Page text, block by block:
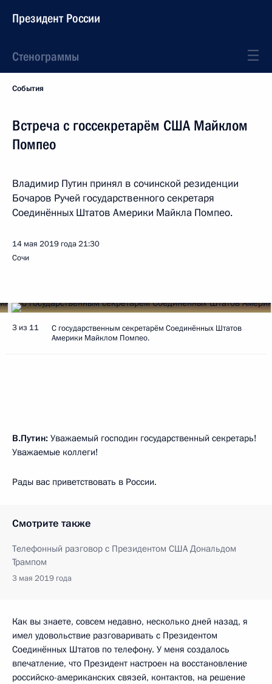
Президент России
Стенограммы
События
Встреча с госсекретарём США Майклом
Помпео
Владимир Путин принял в сочинской резиденции
Бочаров Ручей государственного секретаря
Соединённых Штатов Америки Майкла Помпео.
14 мая 2019 года21:30
Сочи
3 из 11
С государственным секретарём Соединённых Штатов
Америки Майклом Помпео.
В.Путин: Уважаемый господин государственный секретарь!
Уважаемые коллеги!
Рады вас приветствовать в России.
Смотрите также
Телефонный разговор с Президентом США Дональдом
Трампом
3 мая 2019 года
Как вы знаете, совсем недавно, несколько дней назад, я
имел удовольствие разговаривать с Президентом
Соединённых Штатов по телефону. У меня создалось
впечатление, что Президент настроен на восстановление
российско-американских связей, контактов, на решение